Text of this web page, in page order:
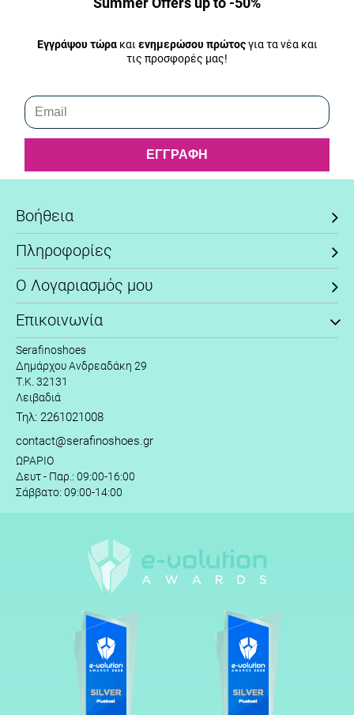
Ακολούθησέ μας στα Social Media
Βοήθεια
Πληροφορίες
Ο Λογαριασμός μου
Επικοινωνία
Serafinoshoes
Δημάρχου Ανδρεαδάκη 29
Τ.Κ. 32131
Λειβαδιά
Τηλ: 2261021008
contact@serafinoshoes.gr
ΩΡΑΡΙΟ
Δευτ - Παρ.: 09:00-16:00
Σάββατο: 09:00-14:00
Εγγράψου τώρακαι ενημερώσου πρώτοςγια τα νέα και
τις προσφορές μας!
ΕΓΓΡΑΦΗ